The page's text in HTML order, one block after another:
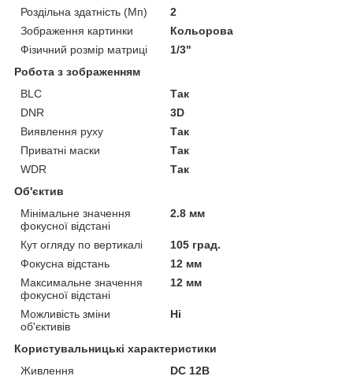
Роздільна здатність (Мп)
2
Зображення картинки
Кольорова
Фізичний розмір матриці
1/3"
Робота з зображенням
BLC
Так
DNR
3D
Виявлення руху
Так
Приватні маски
Так
WDR
Так
Об'єктив
Мінімальне значення
фокусної відстані
2.8 мм
Кут огляду по вертикалі
105 град.
Фокусна відстань
12 мм
Максимальне значення
фокусної відстані
12 мм
Можливість зміни
об'єктивів
Ні
Користувальницькі характеристики
Живлення
DC 12В